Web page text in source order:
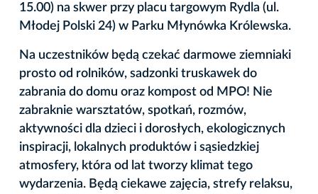
15.00) na skwer przy placu targowym Rydla (ul.
Młodej Polski 24) w Parku Młynówka Królewska.
Na uczestników będą czekać darmowe ziemniaki
prosto od rolników, sadzonki truskawek do
zabrania do domu oraz kompost od MPO! Nie
zabraknie warsztatów, spotkań, rozmów,
aktywności dla dzieci i dorosłych, ekologicznych
inspiracji, lokalnych produktów i sąsiedzkiej
atmosfery, która od lat tworzy klimat tego
wydarzenia. Będą ciekawe zajęcia, strefy relaksu,